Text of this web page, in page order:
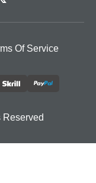
Of Service